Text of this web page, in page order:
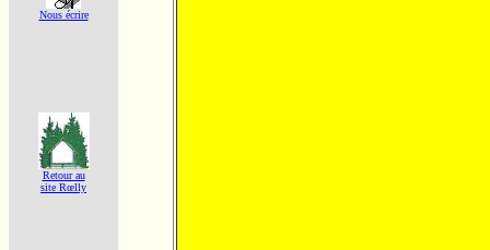
Nous écrire
Retour au
site Rœlly